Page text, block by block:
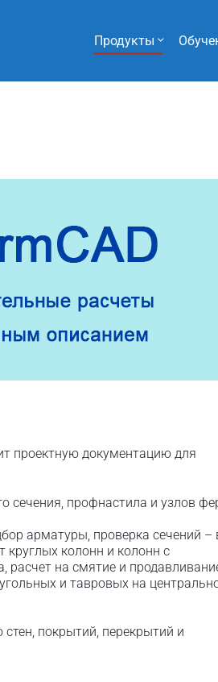
Продукты
проектную документацию для
сечения, профнастила и узлов
арматуры, проверка сечений –
круглых колонн и колонн с
расчет на смятие и
и тавровых на
покрытий, перекрытий и